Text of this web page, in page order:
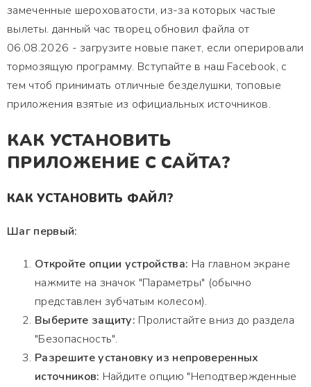
замеченные шероховатости, из-за которых частые
вылеты. данный час творец обновил файла от
06.08.2026 - загрузите новые пакет, если оперировали
тормозящую программу. Вступайте в наш Facebook, с
тем чтоб принимать отличные безделушки, топовые
приложения взятые из официальных источников.
КАК УСТАНОВИТЬ
ПРИЛОЖЕНИЕ С САЙТА?
КАК УСТАНОВИТЬ ФАЙЛ?
Шаг первый:
Откройте опции устройства: На главном экране
нажмите на значок "Параметры" (обычно
представлен зубчатым колесом).
Выберите защиту: Пролистайте вниз до раздела
"Безопасность".
Разрешите установку из непроверенных
источников: Найдите опцию "Неподтвержденные